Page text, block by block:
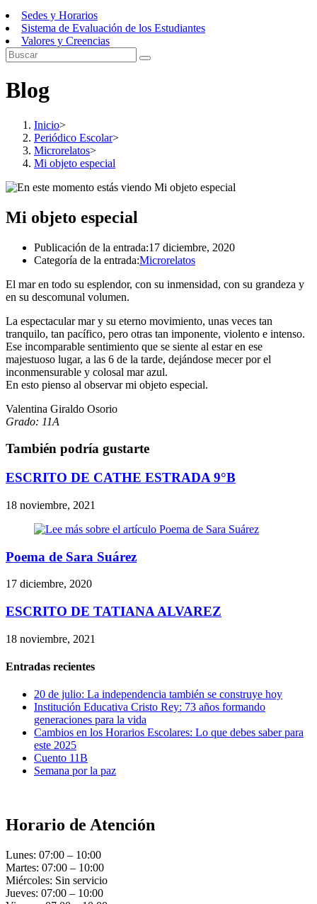
Sedes y Horarios
Sistema de Evaluación de los Estudiantes
Valores y Creencias
Blog
Inicio>
Periódico Escolar>
Microrelatos>
Mi objeto especial
Mi objeto especial
Publicación de la entrada:17 diciembre, 2020
Categoría de la entrada:Microrelatos
El mar en todo su esplendor, con su inmensidad, con su grandeza y
en su descomunal volumen.
La espectacular mar y su eterno movimiento, unas veces tan
tranquilo, tan pacífico, pero otras tan imponente, violento e intenso.
Ese incomparable sentimiento que se siente al estar en ese
majestuoso lugar, a las 6 de la tarde, dejándose mecer por el
inconmensurable y colosal mar azul.
En esto pienso al observar mi objeto especial.
Valentina Giraldo Osorio
Grado: 11A
También podría gustarte
ESCRITO DE CATHE ESTRADA 9°B
18 noviembre, 2021
Poema de Sara Suárez
17 diciembre, 2020
ESCRITO DE TATIANA ALVAREZ
18 noviembre, 2021
Entradas recientes
20 de julio: La independencia también se construye hoy
Institución Educativa Cristo Rey: 73 años formando
generaciones para la vida
Cambios en los Horarios Escolares: Lo que debes saber para
este 2025
Cuento 11B
Semana por la paz
Horario de Atención
Lunes: 07:00 – 10:00
Martes: 07:00 – 10:00
Miércoles: Sin servicio
Jueves: 07:00 – 10:00